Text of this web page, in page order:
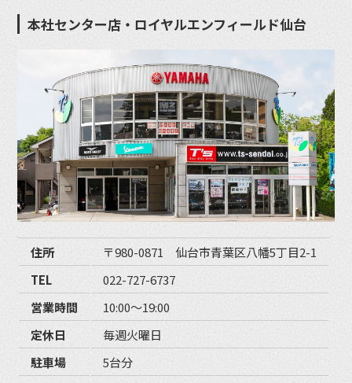
本社センター店・ロイヤルエンフィールド仙台
住所
〒980-0871 仙台市青葉区八幡5丁目2-1
TEL
022-727-6737
営業時間
10:00〜19:00
定休日
毎週火曜日
駐車場
5台分